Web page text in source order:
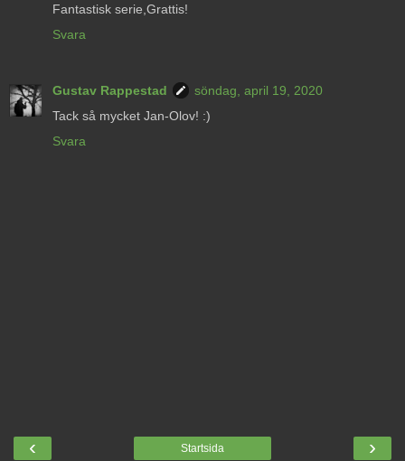
Fantastisk serie,Grattis!
Svara
Gustav Rappestad
söndag, april 19, 2020
Tack så mycket Jan-Olov! :)
Svara
‹ ›
Startsida